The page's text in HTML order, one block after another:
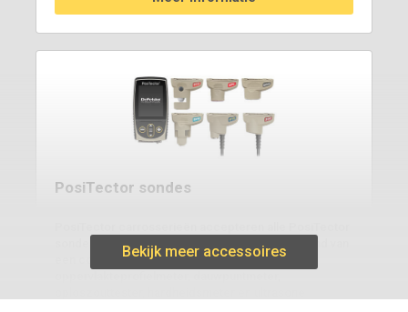
PosiTector sondes
sondes en kunnen eenvoudig worden omgevormd van
een coatingdiktemeter naar een
Bekijk meer accessoires